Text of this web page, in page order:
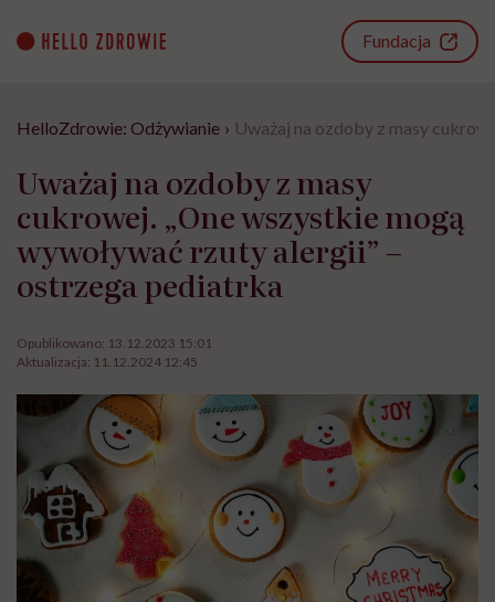
content
Fundacja
HelloZdrowie: Odżywianie › Uważaj na ozdoby z masy
Uważaj na ozdoby z masy
cukrowej. „One wszystkie mogą
wywoływać rzuty alergii” –
ostrzega pediatrka
Opublikowano: 13.12.2023 15:01
Aktualizacja: 11.12.2024 12:45